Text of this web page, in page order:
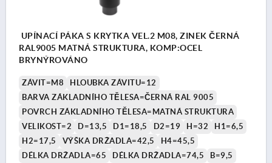
UPÍNACÍ PÁKA S KRYTKA VEL.2 M08, ZINEK ČERNÁ
RAL9005 MATNÁ STRUKTURA, KOMP:OCEL
BRYNÝROVÁNO
ZÁVIT=M8
HLOUBKA ZÁVITU=12
BARVA ZÁKLADNÍHO TĚLESA=ČERNÁ RAL 9005
POVRCH ZÁKLADNÍHO TĚLESA=MATNÁ STRUKTURA
VELIKOST=2
D=13,5 D1=18,5 D2=19 H=32
H1=6,5
H2=17,5
VÝŠKA DRŽADLA=42,5
H4=45,5
DÉLKA DRŽADLA=65
DÉLKA DRŽADLA=74,5
B=9,5